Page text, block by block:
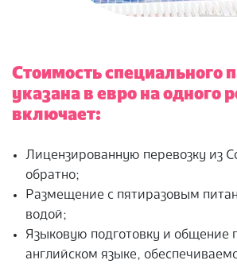
Стоимость специального
указана в евро на одного
включает:
Лицензированную перевозку из
обратно;
Размещение с пятиразовым
водой;
Языковую подготовку и общение
английском языке,